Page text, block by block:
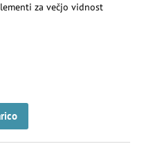
za večjo vidnost